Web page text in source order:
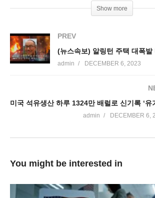
Show more
PREV
admin DECEMBER 6, 2023
admin DECEMBER 6,
You might be interested in